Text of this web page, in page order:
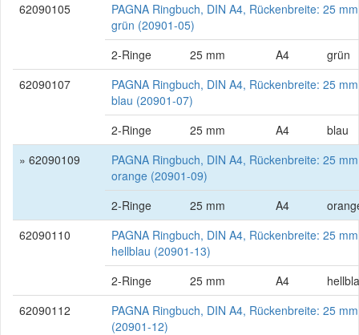
62090105
PAGNA Ringbuch, DIN A4, Rückenbreite: 25
grün (20901-05)
2-Ringe
25 mm A4
grün
62090107
PAGNA Ringbuch, DIN A4, Rückenbreite: 25
blau (20901-07)
2-Ringe
25 mm A4
blau
» 62090109
PAGNA Ringbuch, DIN A4, Rückenbreite: 25
orange (20901-09)
2-Ringe
25 mm A4
62090110
PAGNA Ringbuch, DIN A4, Rückenbreite: 25
hellblau (20901-13)
2-Ringe
25 mm A4
62090112
PAGNA Ringbuch, DIN A4, Rückenbreite: 25
(20901-12)